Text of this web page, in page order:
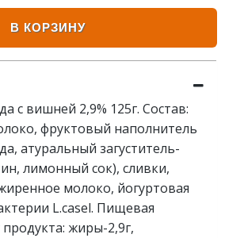
В КОРЗИНУ
с вишней 2,9% 125г. Состав:
фруктовый наполнитель
атуральный загуститель-
лимонный сок), сливки,
молоко, йогуртовая
L.casel. Пищевая
жиры-2,9г,